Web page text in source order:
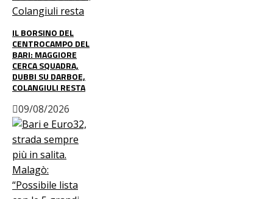
IL BORSINO DEL
CENTROCAMPO DEL
BARI: MAGGIORE
CERCA SQUADRA,
DUBBI SU DARBOE,
COLANGIULI RESTA
09/08/2026